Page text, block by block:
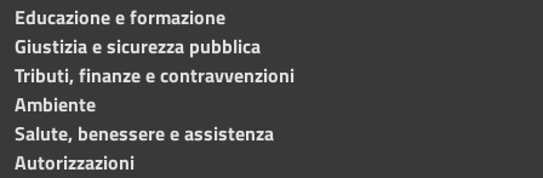
Educazione e formazione
Giustizia e sicurezza pubblica
Tributi, finanze e contravvenzioni
Ambiente
Salute, benessere e assistenza
Autorizzazioni